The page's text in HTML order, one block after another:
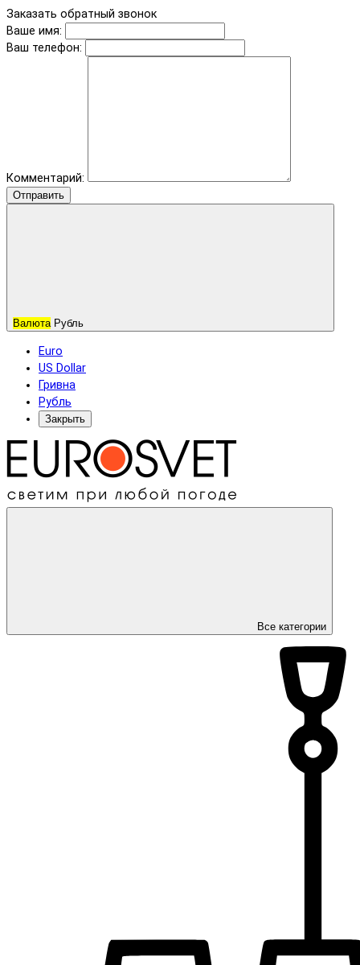
Заказать обратный звонок
Ваше имя:
Ваш телефон:
Комментарий:
Отправить
Валюта Рубль
Euro
US Dollar
Гривна
Рубль
Закрыть
Все категории